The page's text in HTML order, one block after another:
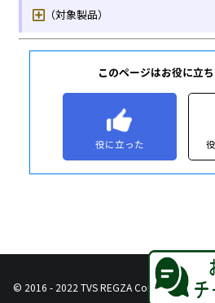
このページはお役に立
役に立った
© 2016 - 2022 TVS REGZA Corporation, All